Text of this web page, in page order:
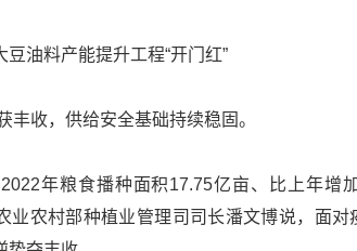
油料产能提升工程“开门红”
丰收，供给安全基础持续稳固。
年粮食播种面积17.75亿亩、比上年增
业农村部种植业管理司司长潘文博说，面对